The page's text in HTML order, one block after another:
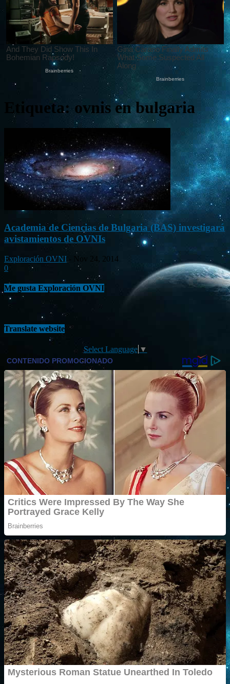
Etiqueta: ovnis en bulgaria
Academia de Ciencias de Bulgaria (BAS) investigará
avistamientos de OVNIs
Exploración OVNI
Nov 24, 2014
0
Me gusta Exploración OVNI
Translate website
Select Language ▼